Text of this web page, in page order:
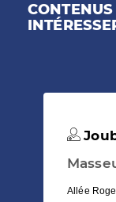
Allée